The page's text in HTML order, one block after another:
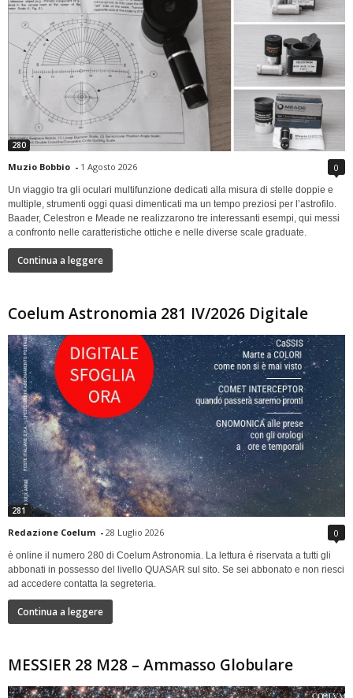
280
Muzio Bobbio - 1 Agosto 2026 0
Un viaggio tra gli oculari multifunzione dedicati alla misura di stelle doppie e
multiple, strumenti oggi quasi dimenticati ma un tempo preziosi per l’astrofilo.
Baader, Celestron e Meade ne realizzarono tre interessanti esempi, qui messi
a confronto nelle caratteristiche ottiche e nelle diverse scale graduate.
Continua a leggere
Coelum Astronomia 281 IV/2026 Digitale
281
Redazione Coelum - 28 Luglio 2026 0
è online il numero 280 di Coelum Astronomia. La lettura è riservata a tutti gli
abbonati in possesso del livello QUASAR sul sito. Se sei abbonato e non riesci
ad accedere contatta la segreteria.
Continua a leggere
MESSIER 28 M28 – Ammasso Globulare